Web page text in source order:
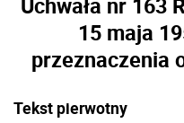
15 maja
przeznaczenia
Tekst pierwotny